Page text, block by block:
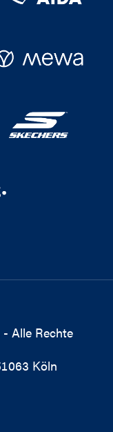
Alle Rechte
Köln